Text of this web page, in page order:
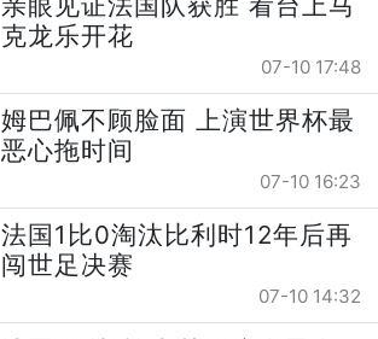
克龙乐开花
07-10 17:48
姆巴佩不顾脸面 上演世界杯最
恶心拖时间
07-10 16:23
法国1比0淘汰比利时12年后再
闯世足决赛
07-10 14:32